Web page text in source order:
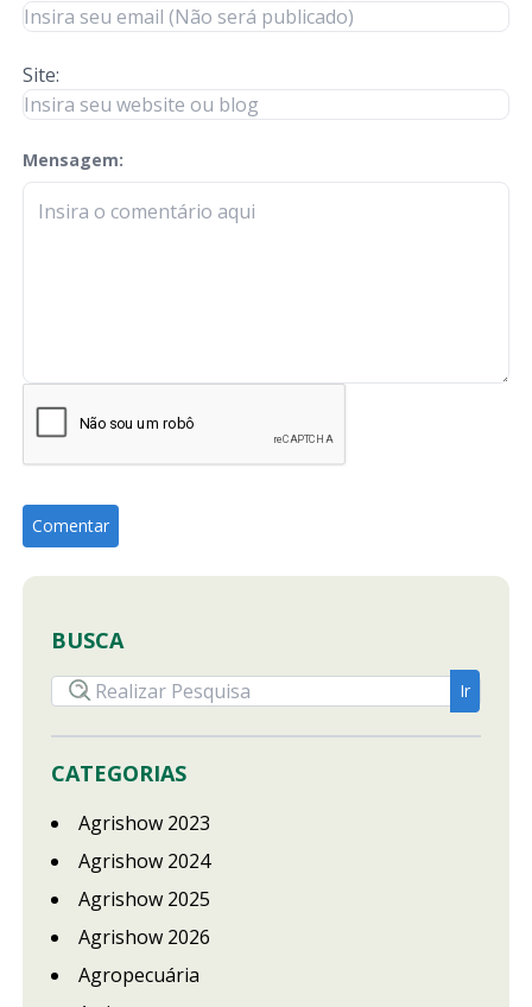
Site:
Mensagem:
check-terms
BUSCA
CATEGORIAS
Agrishow 2023
Agrishow 2024
Agrishow 2025
Agrishow 2026
Agropecuária